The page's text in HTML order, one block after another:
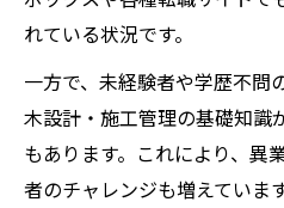
れている状況です。
一方で、未経験者や学歴不問
木設計・施工管理の基礎知識
もあります。これにより、異
者のチャレンジも増えていま